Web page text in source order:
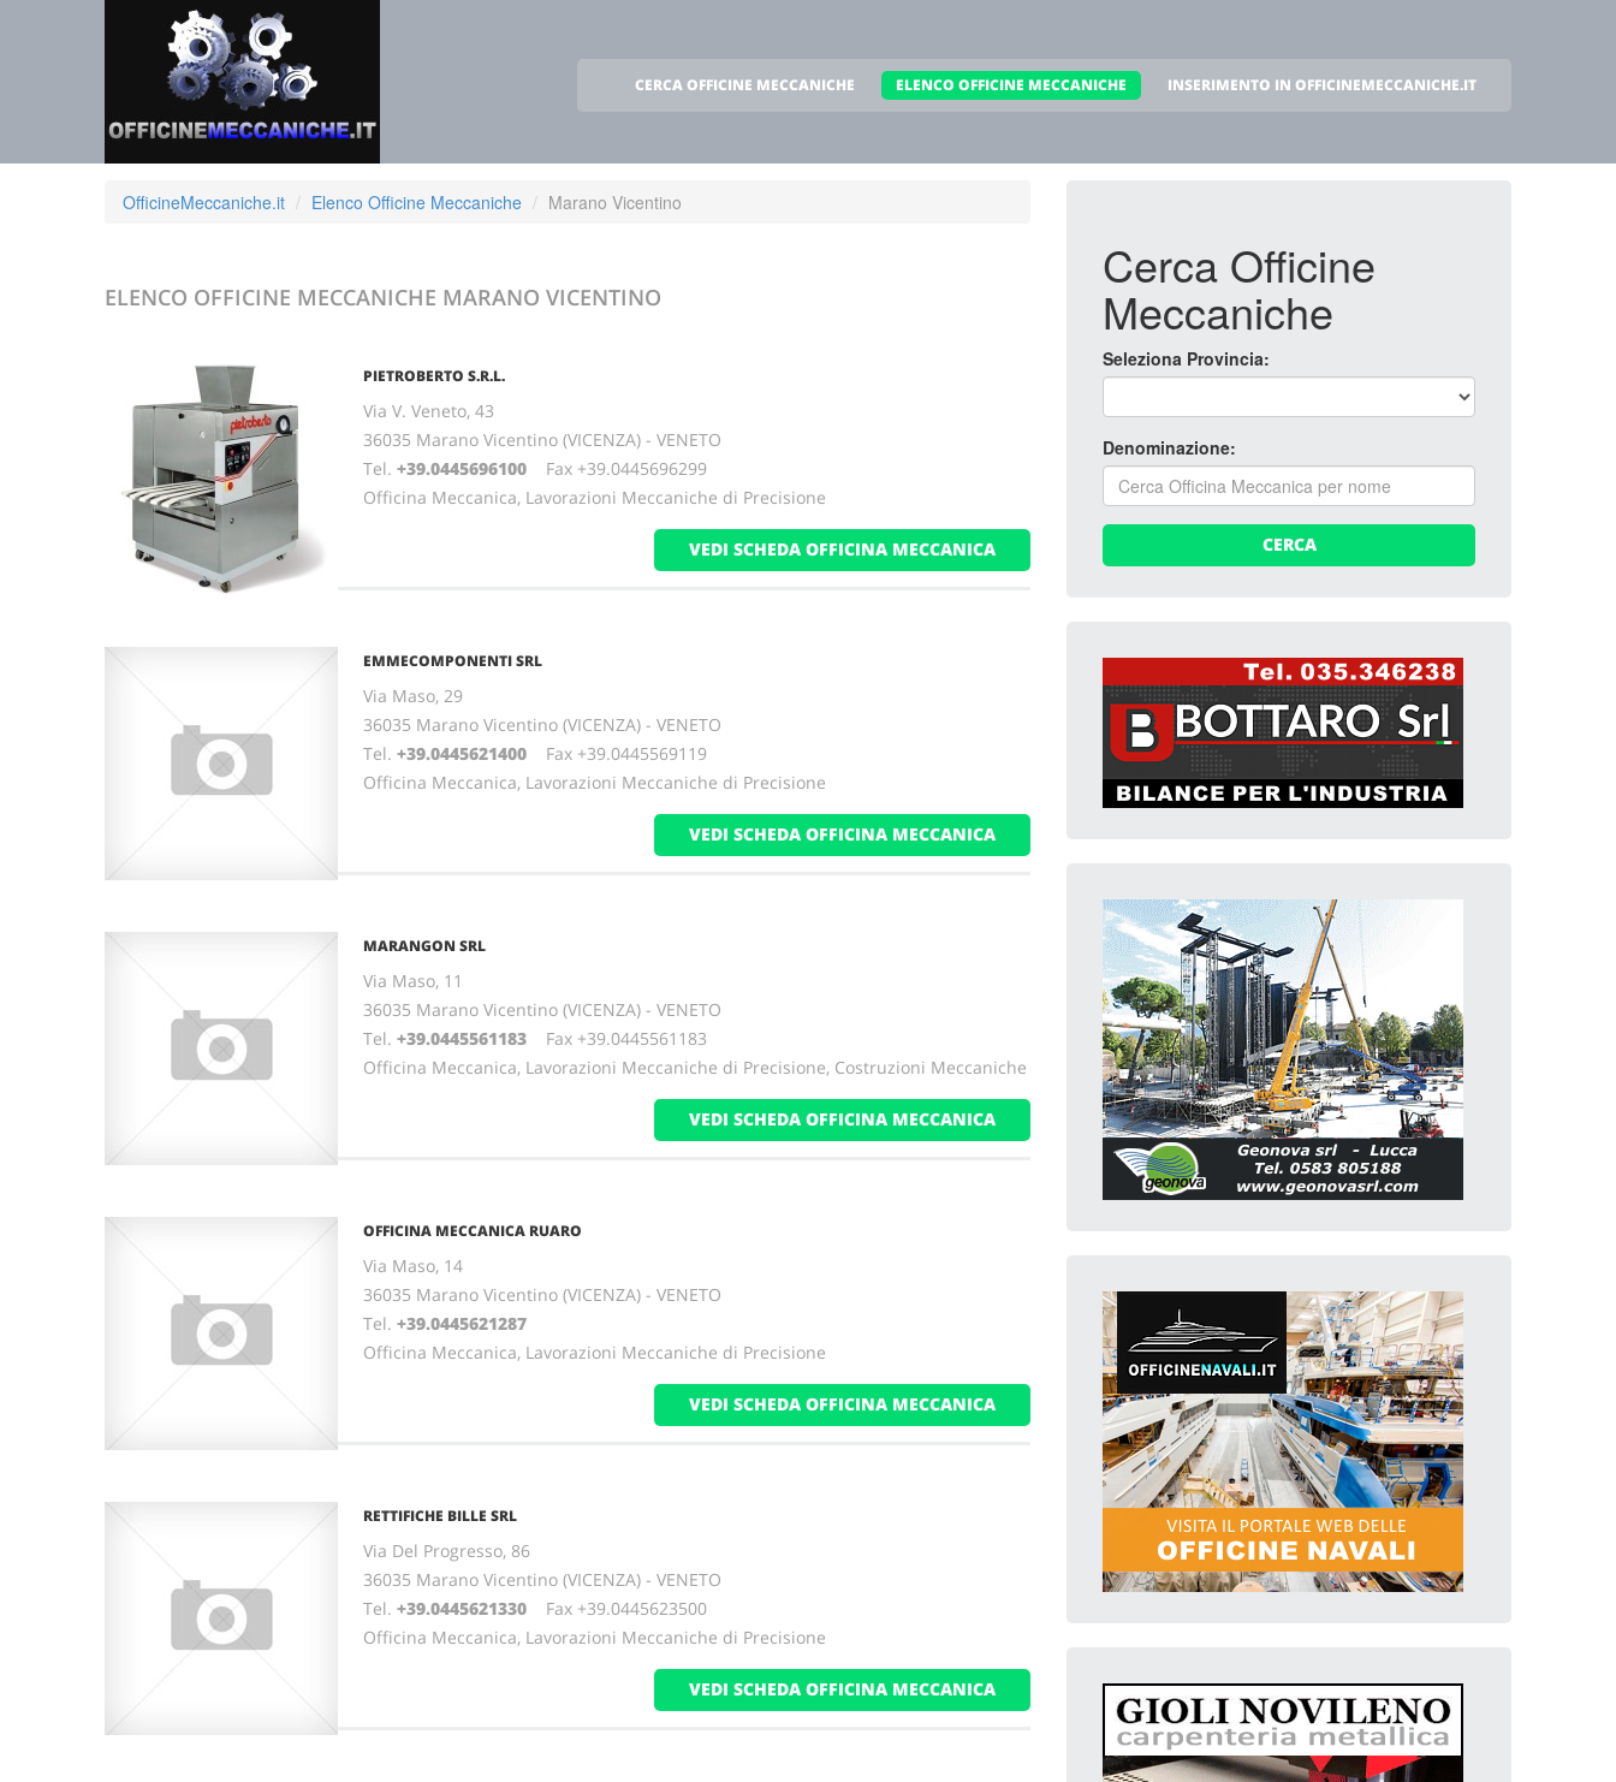
CERCA OFFICINE MECCANICHE ELENCO OFFICINE MECCANICHE INSERIMENTO IN OFFICINEMECCANICHE.IT
OfficineMeccaniche.it Elenco Officine Meccaniche Marano Vicentino
ELENCO OFFICINE MECCANICHE MARANO VICENTINO
PIETROBERTO S.R.L.
Via V. Veneto, 43
36035 Marano Vicentino (VICENZA) - VENETO
Tel. +39.0445696100 Fax +39.0445696299
Officina Meccanica, Lavorazioni Meccaniche di Precisione
VEDI SCHEDA OFFICINA MECCANICA
EMMECOMPONENTI SRL
Via Maso, 29
36035 Marano Vicentino (VICENZA) - VENETO
Tel. +39.0445621400 Fax +39.0445569119
Officina Meccanica, Lavorazioni Meccaniche di Precisione
VEDI SCHEDA OFFICINA MECCANICA
MARANGON SRL
Via Maso, 11
36035 Marano Vicentino (VICENZA) - VENETO
Tel. +39.0445561183 Fax +39.0445561183
Officina Meccanica, Lavorazioni Meccaniche di Precisione, Costruzioni Meccaniche
VEDI SCHEDA OFFICINA MECCANICA
OFFICINA MECCANICA RUARO
Via Maso, 14
36035 Marano Vicentino (VICENZA) - VENETO
Tel. +39.0445621287
Officina Meccanica, Lavorazioni Meccaniche di Precisione
VEDI SCHEDA OFFICINA MECCANICA
RETTIFICHE BILLE SRL
Via Del Progresso, 86
36035 Marano Vicentino (VICENZA) - VENETO
Tel. +39.0445621330 Fax +39.0445623500
Officina Meccanica, Lavorazioni Meccaniche di Precisione
VEDI SCHEDA OFFICINA MECCANICA
Cerca Officine
Meccaniche
Seleziona Provincia:
Denominazione:
CERCA